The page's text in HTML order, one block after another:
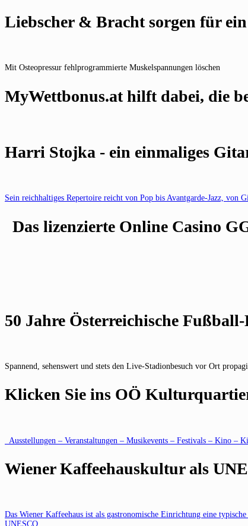
Liebscher & Bracht sorgen für
Mit Osteopressur fehlprogrammierte Muskelspannungen löschen
MyWettbonus.at hilft dabei, die
Harri Stojka - ein einmaliges
Sein reichhaltiges Repertoire reicht von Pop bis Avantgarde-Jazz, von
Das lizenzierte Online Casino
50 Jahre Österreichische
Spannend, sehenswert und stets den Live-Stadionbesuch vor Ort
Klicken Sie ins OÖ
Ausstellungen – Veranstaltungen – Musikevents – Festivals – Kino
Wiener Kaffeehauskultur als
Das Wiener Kaffeehaus ist als gastronomische Einrichtung eine
UNESCO.